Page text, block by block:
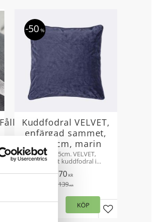
till i favoriter
Kuddfodral VELVET,
enfärgad sammet,
45x45cm, marin
Stl.45x45cm. VELVET,
enfärgat kuddfodral i
vacker lyster. Innerkudde
köps separat. Velvet
gardinlängd.
70KR
139KR
50 %
Lägg till i
KÖP